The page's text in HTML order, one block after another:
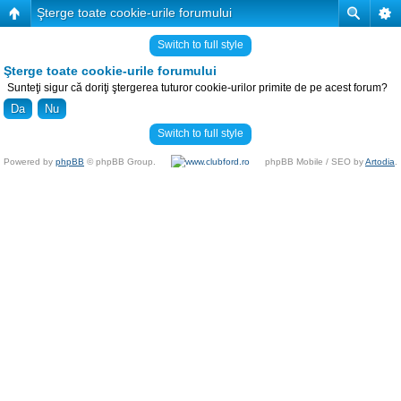
Şterge toate cookie-urile forumului
Switch to full style
Şterge toate cookie-urile forumului
Sunteţi sigur că doriţi ştergerea tuturor cookie-urilor primite de pe acest forum?
Switch to full style
Powered by phpBB © phpBB Group. phpBB Mobile / SEO byArtodia